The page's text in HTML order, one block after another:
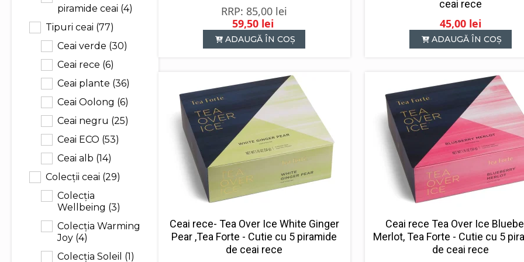
piramide ceai (4)
Tipuri ceai (77)
Ceai verde (30)
Ceai rece (6)
Ceai plante (36)
Ceai Oolong (6)
Ceai negru (25)
Ceai ECO (53)
Ceai alb (14)
Colecții ceai (29)
Colecția
Wellbeing (3)
Colecția Warming
Joy (4)
Colecția Soleil (1)
85,00 lei
Prețul
inițial
85,00 lei.
59,50 lei
Prețul
curent
59,50 lei.
ADAUGĂ ÎN COȘ
ceai rece
45,00 lei
ADAUGĂ ÎN COȘ
Ceai rece- Tea Over Ice White Ginger
Pear ,Tea Forte - Cutie cu 5 piramide
de ceai rece
Ceai rece Tea Over Ice
Merlot, Tea Forte - Cutie cu 5
de ceai rece